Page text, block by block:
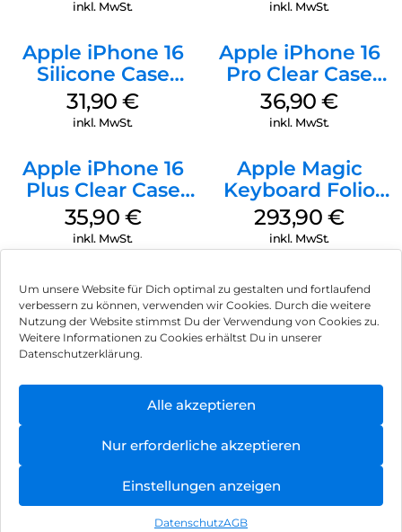
Um unsere Website für Dich optimal zu gestalten und fortlaufend
verbessern zu können, verwenden wir Cookies. Durch die weitere
Nutzung der Website stimmst Du der Verwendung von Cookies zu.
Weitere Informationen zu Cookies erhältst Du in unserer
Datenschutzerklärung.
Alle akzeptieren
Nur erforderliche akzeptieren
Einstellungen anzeigen
DatenschutzAGB
inkl. MwSt. inkl. MwSt.
Apple iPhone 16
Silicone Case
MagSafe Fuchsia
31,90€
inkl. MwSt.
Apple iPhone 16
Pro Clear Case
MagSafe
Transparent
36,90€
inkl. MwSt.
Apple iPhone 16
Plus Clear Case
MagSafe
Transparent
35,90 €
inkl. MwSt.
Apple Magic
Keyboard Folio
iPad 10.9″ (10.Gen.)
Weiß
293,90€
inkl. MwSt.
Impressum
Hinweis zur Batterieentsorgung
Newsletter
, Brodos AG – All Rights Reserved.